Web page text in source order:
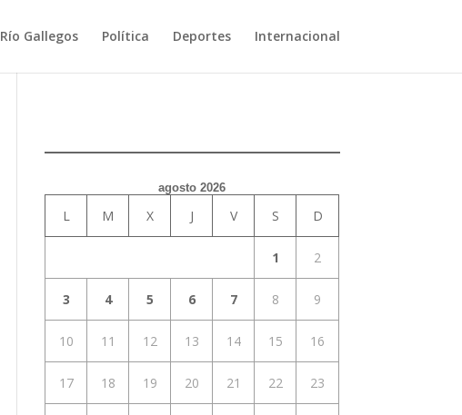
Río Gallegos Política Deportes Internacional
agosto 2026
L M X J V S D
1 2
3 4 5 6 7 8 9
10 11 12 13 14 15 16
17 18 19 20 21 22 23